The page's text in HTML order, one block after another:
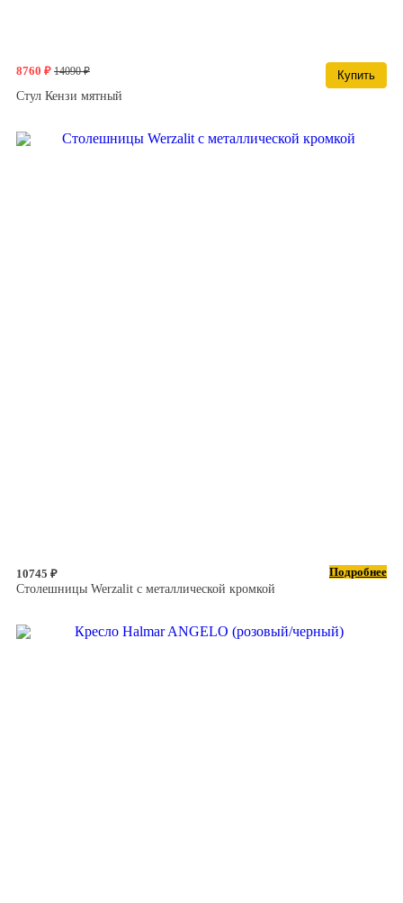
8760 ₽ 14090 ₽
Купить
Стул Кензи мятный
10745 ₽
Подробнее
Столешницы Werzalit с металлической кромкой